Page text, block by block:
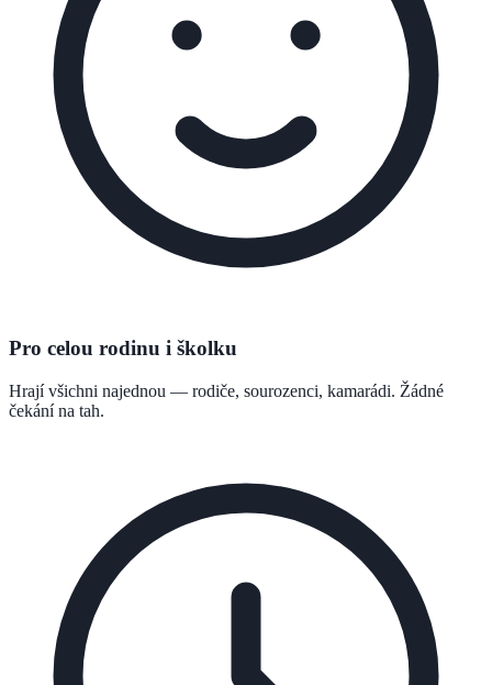
Pro celou rodinu i školku
Hrají všichni najednou — rodiče, sourozenci, kamarádi. Žádné
čekání na tah.